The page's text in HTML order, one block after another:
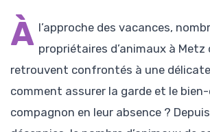
À l’approche des vacances,
propriétaires d’animaux à Metz
retrouvent confrontés à une
comment assurer la garde et le
compagnon en leur absence ?